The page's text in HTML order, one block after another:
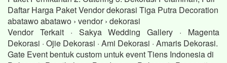
Daftar Harga Paket Vendor dekorasi Tiga Putra Decoration
abatawo abatawo › vendor › dekorasi
Vendor Terkait · Sakya Wedding Gallery · Magenta
Dekorasi · Ojie Dekorasi · Ami Dekorasi · Amaris Dekorasi.
Gate Event bentuk custom untuk event Tiens Indonesia di